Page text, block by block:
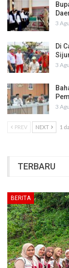
3
Di
3
3
PREV NEXT 1
TERBARU
BERITA